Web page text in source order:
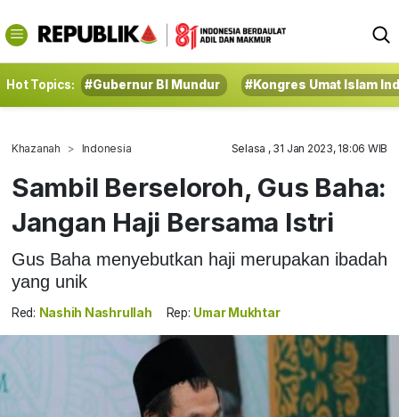
Hot Topics: #Gubernur BI Mundur #Kongres Umat Islam
Khazanah Indonesia Selasa , 31 Jan 2023, 18:06 WIB
Sambil Berseloroh, Gus Baha:
Jangan Haji Bersama Istri
Gus Baha menyebutkan haji merupakan ibadah
yang unik
Red: Nashih Nashrullah Rep: Umar Mukhtar